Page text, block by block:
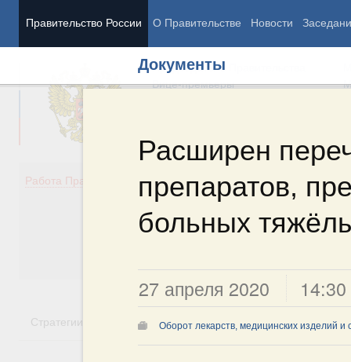
Правительство России О Правительстве Новости
Документы
Расширен
препаратов,
больных
27 апреля 2020 14:30
Оборот лекарств, медицинских изделий и
Председатель Правительства
Вице-премьеры
Работа Правительства
Демография
Здоровье
Культура
Стратегии Государственные программы